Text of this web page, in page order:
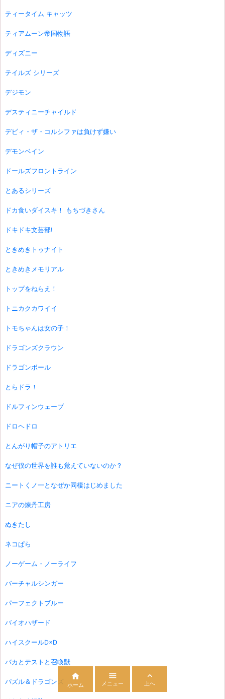
ティータイム キャッツ
ティアムーン帝国物語
ディズニー
テイルズ シリーズ
デジモン
デスティニーチャイルド
デビィ・ザ・コルシファは負けず嫌い
デモンベイン
ドールズフロントライン
とあるシリーズ
ドカ食いダイスキ！ もちづきさん
ドキドキ文芸部!
ときめきトゥナイト
ときめきメモリアル
トップをねらえ！
トニカクカワイイ
トモちゃんは女の子！
ドラゴンズクラウン
ドラゴンボール
とらドラ！
ドルフィンウェーブ
ドロヘドロ
とんがり帽子のアトリエ
なぜ僕の世界を誰も覚えていないのか？
ニートくノ一となぜか同棲はじめました
ニアの煉丹工房
ぬきたし
ネコぱら
ノーゲーム・ノーライフ
バーチャルシンガー
パーフェクトブルー
バイオハザード
ハイスクールD×D
バカとテストと召喚獣
パズル＆ドラゴンズ

ホーム

メニュー

上へ